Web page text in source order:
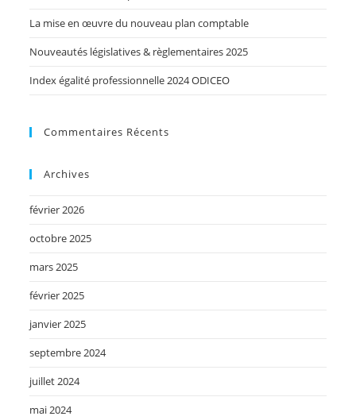
La mise en œuvre du nouveau plan comptable
Nouveautés législatives & règlementaires 2025
Index égalité professionnelle 2024 ODICEO
Commentaires Récents
Archives
février 2026
octobre 2025
mars 2025
février 2025
janvier 2025
septembre 2024
juillet 2024
mai 2024